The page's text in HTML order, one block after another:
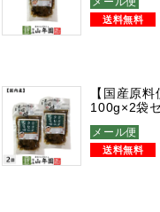
【国産原
100g×2袋
メール便